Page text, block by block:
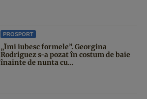
PROSPORT
„Îmi iubesc formele”. Georgina
Rodriguez s-a pozat în costum de baie
înainte de nunta cu...